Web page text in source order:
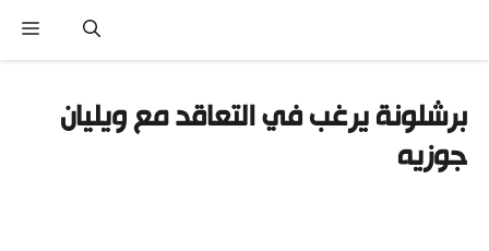
المحتوى
برشلونة يرغب في التعاقد مع ويليان
جوزيه